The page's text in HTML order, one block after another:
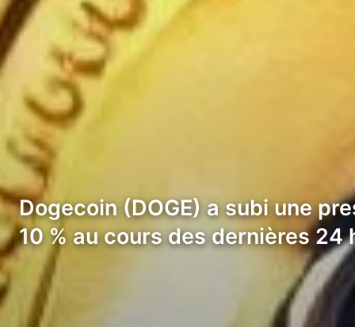
Dogecoin (DOGE) a subi une
10 % au cours des dernières 24